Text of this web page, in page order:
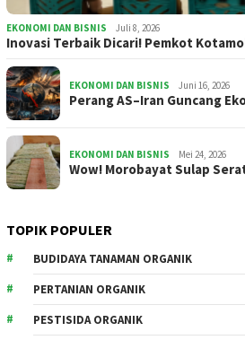
EKONOMI DAN BISNIS Juli 8, 2026
Inovasi Terbaik Dicari! Pemkot
EKONOMI DAN BISNIS Juni 16, 2026
Perang AS–Iran Guncang
EKONOMI DAN BISNIS Mei 24, 2026
Wow! Morobayat Sulap
TOPIK POPULER
BUDIDAYA TANAMAN ORGANIK
PERTANIAN ORGANIK
PESTISIDA ORGANIK